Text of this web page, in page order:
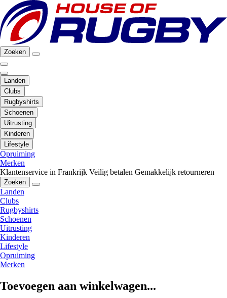
Zoeken
Landen
Clubs
Rugbyshirts
Schoenen
Uitrusting
Kinderen
Lifestyle
Opruiming
Merken
Klantenservice in Frankrijk Veilig betalen Gemakkelijk retourneren
Zoeken
Landen
Clubs
Rugbyshirts
Schoenen
Uitrusting
Kinderen
Lifestyle
Opruiming
Merken
Toevoegen aan winkelwagen...